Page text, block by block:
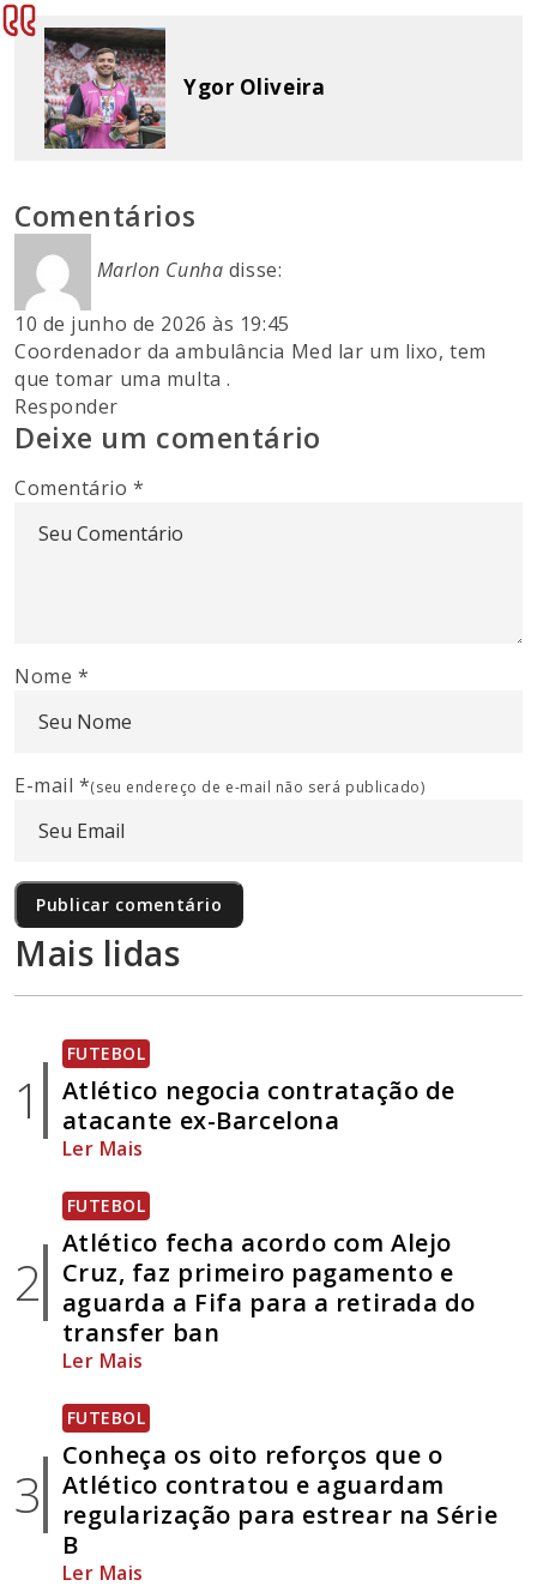
Ygor Oliveira
Comentários
Marlon Cunha disse:
10 de junho de 2026 às 19:45
Coordenador da ambulância Med lar um lixo, tem
que tomar uma multa .
Responder
Deixe um comentário
Comentário*
Nome *
E-mail *(seu endereço de e-mail não será publicado)
Mais lidas
1
FUTEBOL
Atlético negocia contratação de
atacante ex-Barcelona
Ler Mais
2
FUTEBOL
Atlético fecha acordo com Alejo
Cruz, faz primeiro pagamento e
aguarda a Fifa para a retirada do
transfer ban
Ler Mais
3
FUTEBOL
Conheça os oito reforços que o
Atlético contratou e aguardam
regularização para estrear na Série
B
Ler Mais